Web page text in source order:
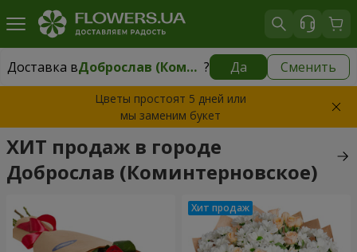
Доставка в Доброслав (Коминтерновское) ? Да Сменить
Доставка вДоброслав (Коминтерновское) |бесплатно
Цветы простоят 5 дней или
мы заменим букет
ХИТ продаж в городе
Доброслав (Коминтерновское)